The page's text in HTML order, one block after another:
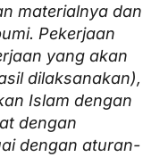
materialnya dan
Pekerjaan
yang akan
dilaksanakan),
Islam dengan
dengan
dengan aturan-